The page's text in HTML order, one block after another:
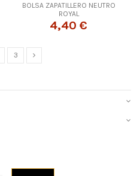
BOLSA ZAPATILLERO NEUTRO
ROYAL
4,40 €
3